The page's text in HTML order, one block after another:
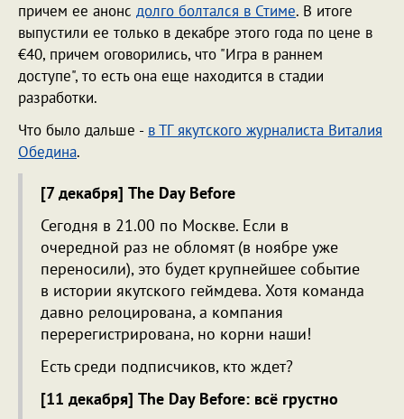
причем ее анонс долго болтался в Стиме. В итоге
выпустили ее только в декабре этого года по цене в
€40, причем оговорились, что "Игра в раннем
доступе", то есть она еще находится в стадии
разработки.
Что было дальше - в ТГ якутского журналиста Виталия
Обедина.
[7 декабря] The Day Before
Сегодня в 21.00 по Москве. Если в
очередной раз не обломят (в ноябре уже
переносили), это будет крупнейшее событие
в истории якутского геймдева. Хотя команда
давно релоцирована, а компания
перерегистрирована, но корни наши!
Есть среди подписчиков, кто ждет?
[11 декабря] The Day Before: всё грустно